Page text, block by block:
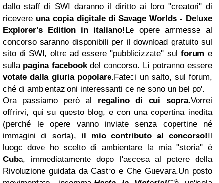
dallo staff di SWI daranno il diritto ai loro "creatori" di
ricevere una copia digitale di Savage Worlds - Deluxe
Explorer's Edition in italiano!Le opere ammesse al
concorso saranno disponibili per il download gratuito sul
sito di SWI, oltre ad essere "pubblicizzate" sulforum e
sulla pagina facebookdel concorso. Lì potranno essere
votate dalla giuria popolare.Fateci un salto, sul forum,
ché di ambientazioni interessanti ce ne sono un bel po'.
Ora passiamo però al regalino di cui sopra.Vorrei
offrirvi, qui su questo blog, e con una copertina inedita
(perché le opere vanno inviate senza copertine né
immagini di sorta), il mio contributo al concorso!Il
luogo dove ho scelto di ambientare la mia "storia" è
Cuba, immediatamente dopo l'ascesa al potere della
Rivoluzione guidata da Castro e Che Guevara.Un posto